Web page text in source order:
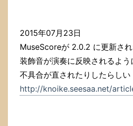
2015年07月23日
MuseScoreが 2.0.2 に更新さ
装飾音が演奏に反映されるよ
不具合が直されたりしたらしい
http://knoike.seesaa.net/